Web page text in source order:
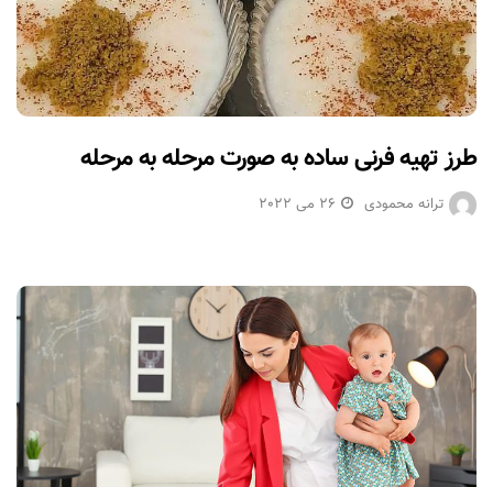
طرز تهیه فرنی ساده به صورت مرحله به مرحله
ترانه محمودی 26 می 2022